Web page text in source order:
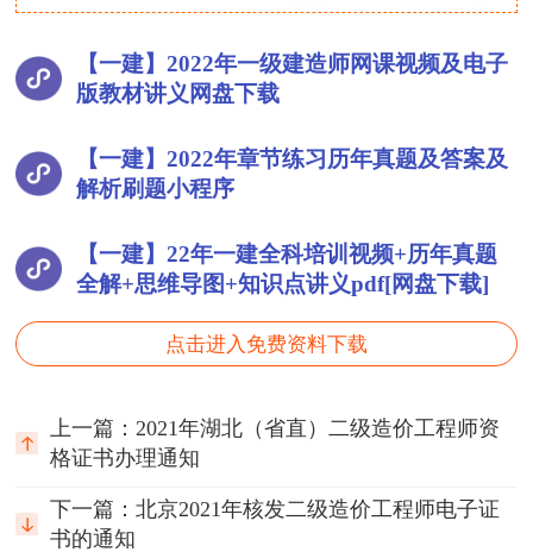
【一建】2022年一级建造师网课视频及电子
版教材讲义网盘下载
【一建】2022年章节练习历年真题及答案及
解析刷题小程序
【一建】22年一建全科培训视频+历年真题
全解+思维导图+知识点讲义pdf[网盘下载]
点击进入免费资料下载
上一篇：2021年湖北（省直）二级造价工程师资
格证书办理通知
下一篇：北京2021年核发二级造价工程师电子证
书的通知